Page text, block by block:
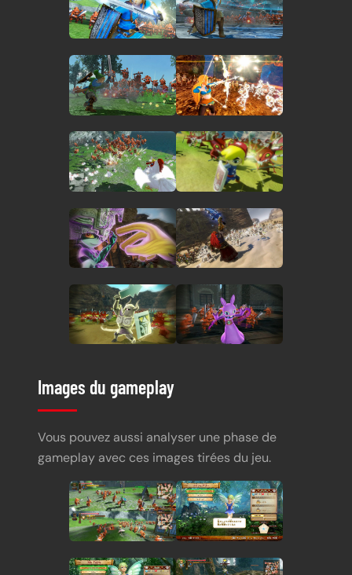
Images du gameplay
Vous pouvez aussi analyser une phase de
gameplay avec ces images tirées du jeu.